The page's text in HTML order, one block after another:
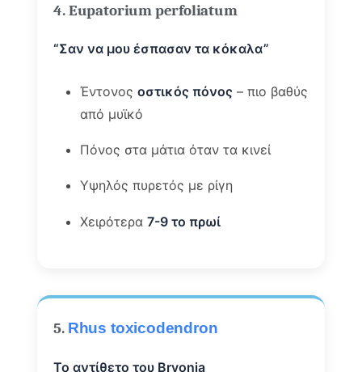
4. Eupatorium perfoliatum
“Σαν να μου έσπασαν τα κόκαλα”
Έντονοςοστικός πόνος – πιο βαθύς
από μυϊκό
Πόνος στα μάτια όταν τα κινεί
Υψηλός πυρετός με ρίγη
Χειρότερα7-9 το πρωί
5. Rhus toxicodendron
Το αντίθετο του Bryonia